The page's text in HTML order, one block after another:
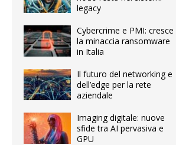
legacy
Cybercrime e PMI: cresce
la minaccia ransomware
in Italia
Il futuro del networking e
dell’edge per la rete
aziendale
Imaging digitale: nuove
sfide tra AI pervasiva e
GPU